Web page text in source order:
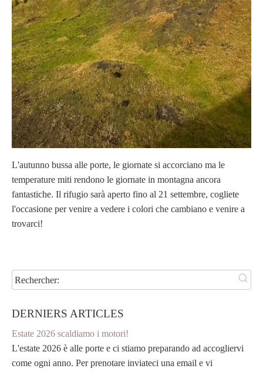
L'autunno bussa alle porte, le giornate si accorciano ma le
temperature miti rendono le giornate in montagna ancora
fantastiche. Il rifugio sarà aperto fino al 21 settembre, cogliete
l'occasione per venire a vedere i colori che cambiano e venire a
trovarci!
Rechercher:
DERNIERS ARTICLES
Estate 2026 scaldiamo i motori!
L'estate 2026 è alle porte e ci stiamo preparando ad accogliervi
come ogni anno. Per prenotare inviateci una email e vi